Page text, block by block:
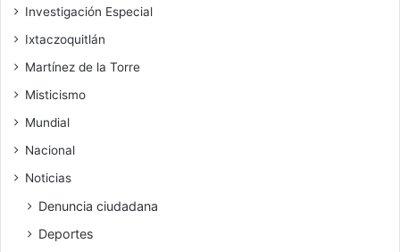
Investigación Especial
Ixtaczoquitlán
Martínez de la Torre
Misticismo
Mundial
Nacional
Noticias
Denuncia ciudadana
Deportes